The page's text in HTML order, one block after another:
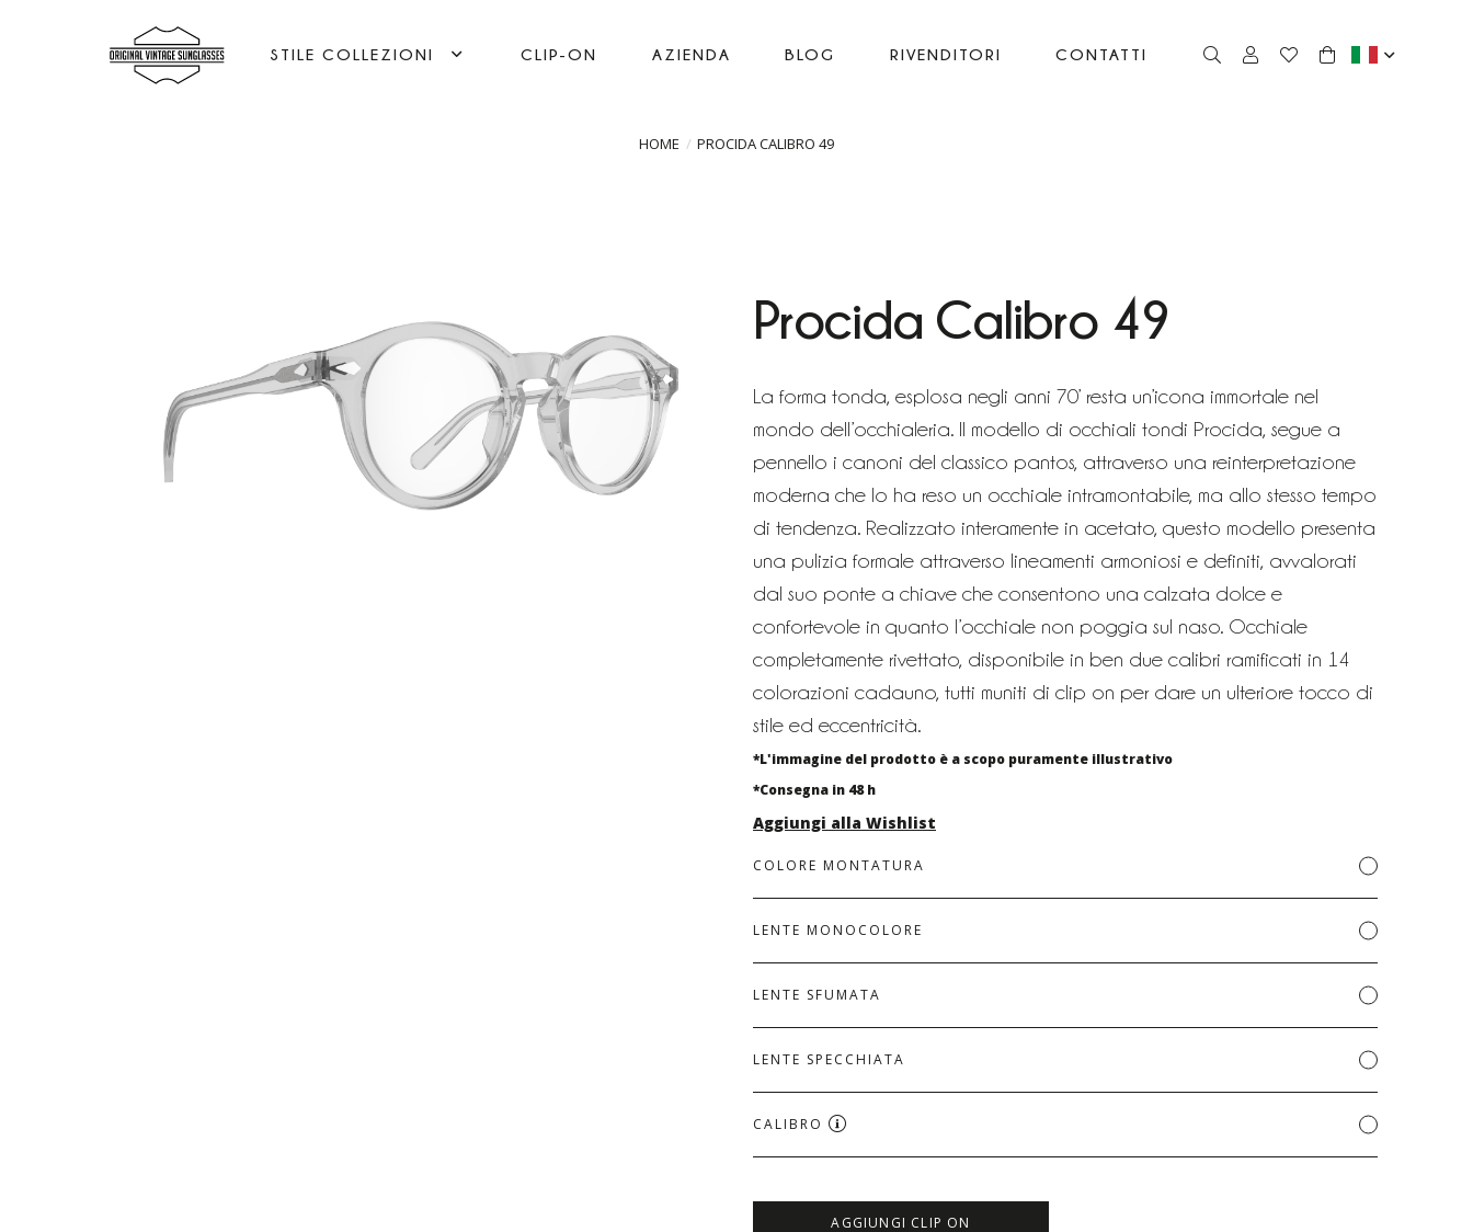
STILE COLLEZIONI CLIP-ON AZIENDA BLOG RIVENDITORI CONTATTI
HOME PROCIDA CALIBRO 49
Procida Calibro 49
La forma tonda, esplosa negli anni 70’ resta un’icona immortale nel
mondo dell’occhialeria. Il modello di occhiali tondi Procida, segue a
pennello i canoni del classico pantos, attraverso una reinterpretazione
moderna che lo ha reso un occhiale intramontabile, ma allo stesso tempo
di tendenza. Realizzato interamente in acetato, questo modello presenta
una pulizia formale attraverso lineamenti armoniosi e definiti, avvalorati
dal suo ponte a chiave che consentono una calzata dolce e
confortevole in quanto l’occhiale non poggia sul naso. Occhiale
completamente rivettato, disponibile in ben due calibri ramificati in 14
colorazioni cadauno, tutti muniti di clip on per dare un ulteriore tocco di
stile ed eccentricità.
*L'immagine del prodotto è a scopo puramente illustrativo
*Consegna in 48 h
Aggiungi alla Wishlist
COLORE MONTATURA
LENTE MONOCOLORE
LENTE SFUMATA
LENTE SPECCHIATA
CALIBRO
AGGIUNGI CLIP ON